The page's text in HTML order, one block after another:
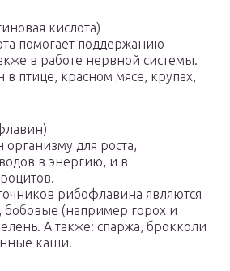
кислота)
помогает поддержанию
в работе нервной системы.
птице, красном мясе, крупах,
для роста,
в энергию, и в
рибофлавина являются
бобовые (например горох и
А также: спаржа, брокколи
каши.